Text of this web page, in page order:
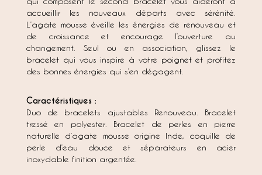
accueillir les nouveaux départs avec sérénité.
L’agate mousse éveille les énergies de renouveau et
de croissance et encourage l’ouverture au
changement. Seul ou en association, glissez le
bracelet qui vous inspire à votre poignet et profitez
des bonnes énergies qui s’en dégagent.
Caractéristiques :
Duo de bracelets ajustables Renouveau. Bracelet
tressé en polyester. Bracelet de perles en pierre
naturelle d’agate mousse origine Inde, coquille de
perle d’eau douce et séparateurs en acier
inoxydable finition argentée.